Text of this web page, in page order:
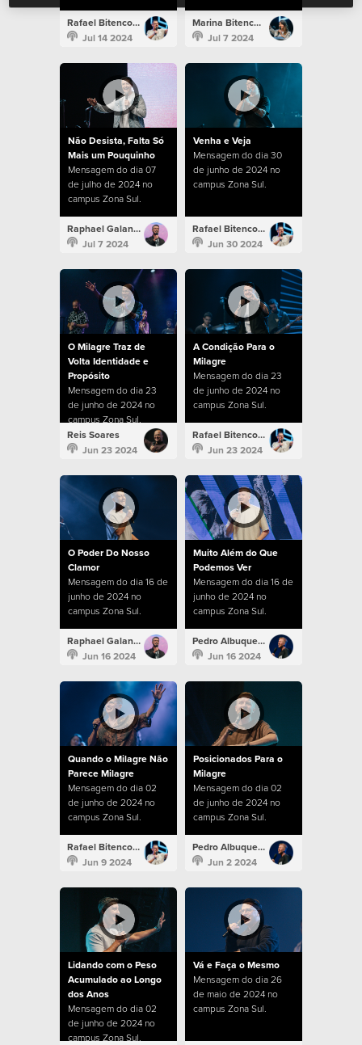
Rafael Bitencourt
Jul 14 2024
Marina Bitencourt
Jul 7 2024
Não Desista, Falta Só
Mais um Pouquinho
Mensagem do dia 07
de julho de 2024 no
campus Zona Sul.
Raphael Galante
Jul 7 2024
Venha e Veja
Mensagem do dia 30
de junho de 2024 no
campus Zona Sul.
Rafael Bitencourt
Jun 30 2024
O Milagre Traz de
Volta Identidade e
Propósito
Mensagem do dia 23
de junho de 2024 no
campus Zona Sul.
Reis Soares
Jun 23 2024
A Condição Para o
Milagre
Mensagem do dia 23
de junho de 2024 no
campus Zona Sul.
Rafael Bitencourt
Jun 23 2024
O Poder Do Nosso
Clamor
Mensagem do dia 16 de
junho de 2024 no
campus Zona Sul.
Raphael Galante
Jun 16 2024
Muito Além do Que
Podemos Ver
Mensagem do dia 16 de
junho de 2024 no
campus Zona Sul.
Pedro Albuquerque
Jun 16 2024
Quando o Milagre Não
Parece Milagre
Mensagem do dia 02
de junho de 2024 no
campus Zona Sul.
Rafael Bitencourt
Jun 9 2024
Posicionados Para o
Milagre
Mensagem do dia 02
de junho de 2024 no
campus Zona Sul.
Pedro Albuquerque
Jun 2 2024
Lidando com o Peso
Acumulado ao Longo
dos Anos
Mensagem do dia 02
de junho de 2024 no
campus Zona Sul.
Vá e Faça o Mesmo
Mensagem do dia 26
de maio de 2024 no
campus Zona Sul.